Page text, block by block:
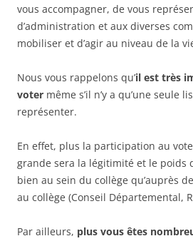
vous accompagner, de vous
d’administration et aux diverses
mobiliser et d’agir au niveau de la
Nous vous rappelons qu’il est très
voter même s’il n’y a qu’une seule
représenter.
En effet, plus la participation au
grande sera la légitimité et le poids
bien au sein du collège qu’auprès
au collège (Conseil Départemental,
Par ailleurs, plus vous êtes